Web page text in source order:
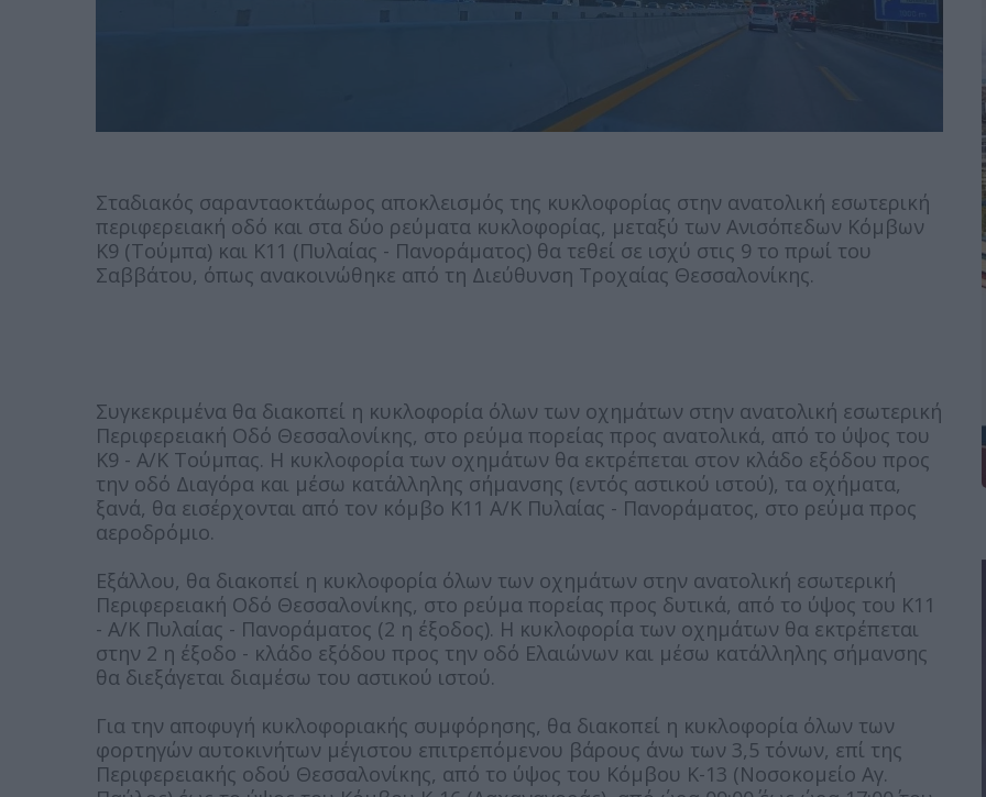
Σταδιακός σαρανταοκτάωρος αποκλεισμός της κυκλοφορίας στην ανατολική εσωτερική
περιφερειακή οδό και στα δύο ρεύματα κυκλοφορίας, μεταξύ των Ανισόπεδων Κόμβων
Κ9 (Τούμπα) και Κ11 (Πυλαίας - Πανοράματος) θα τεθεί σε ισχύ στις 9 το πρωί του
Σαββάτου, όπως ανακοινώθηκε από τη Διεύθυνση Τροχαίας Θεσσαλονίκης.
Συγκεκριμένα θα διακοπεί η κυκλοφορία όλων των οχημάτων στην ανατολική εσωτερική
Περιφερειακή Οδό Θεσσαλονίκης, στο ρεύμα πορείας προς ανατολικά, από το ύψος του
Κ9 - Α/Κ Τούμπας. Η κυκλοφορία των οχημάτων θα εκτρέπεται στον κλάδο εξόδου προς
την οδό Διαγόρα και μέσω κατάλληλης σήμανσης (εντός αστικού ιστού), τα οχήματα,
ξανά, θα εισέρχονται από τον κόμβο Κ11 Α/Κ Πυλαίας - Πανοράματος, στο ρεύμα προς
αεροδρόμιο.
Εξάλλου, θα διακοπεί η κυκλοφορία όλων των οχημάτων στην ανατολική εσωτερική
Περιφερειακή Οδό Θεσσαλονίκης, στο ρεύμα πορείας προς δυτικά, από το ύψος του Κ11
- Α/Κ Πυλαίας - Πανοράματος (2 η έξοδος). Η κυκλοφορία των οχημάτων θα εκτρέπεται
στην 2 η έξοδο - κλάδο εξόδου προς την οδό Ελαιώνων και μέσω κατάλληλης σήμανσης
θα διεξάγεται διαμέσω του αστικού ιστού.
Για την αποφυγή κυκλοφοριακής συμφόρησης, θα διακοπεί η κυκλοφορία όλων των
φορτηγών αυτοκινήτων μέγιστου επιτρεπόμενου βάρους άνω των 3,5 τόνων, επί της
Περιφερειακής οδού Θεσσαλονίκης, από το ύψος του Κόμβου Κ-13 (Νοσοκομείο Αγ.